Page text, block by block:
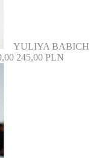
YULIYA BABICH
245,00 PLN